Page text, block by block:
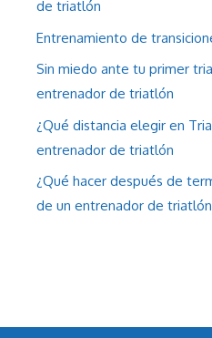
de triatlón
Entrenamiento de
Sin miedo ante tu primer
entrenador de triatlón
¿Qué distancia elegir en
entrenador de triatlón
¿Qué hacer después de
de un entrenador de triatlón